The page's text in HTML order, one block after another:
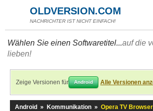
OLDVERSION.COM
NACHRICHTER IST NICHT EINFACH!
Wählen Sie einen Softwaretitel...auf die
lieben!
Zeige Versionen für Android Alle Versionen
Android » Kommunikation » Opera TV Browser